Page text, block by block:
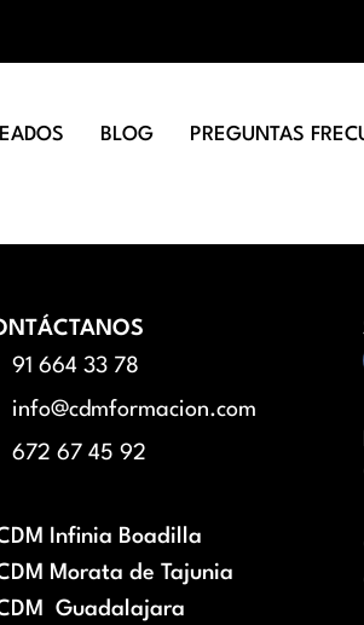
BLOG
PREGUNTAS
91 664 33 78
info@cdmformacion.com
672 67 45 92
Infinia Boadilla
Morata de Tajunia
Guadalajara